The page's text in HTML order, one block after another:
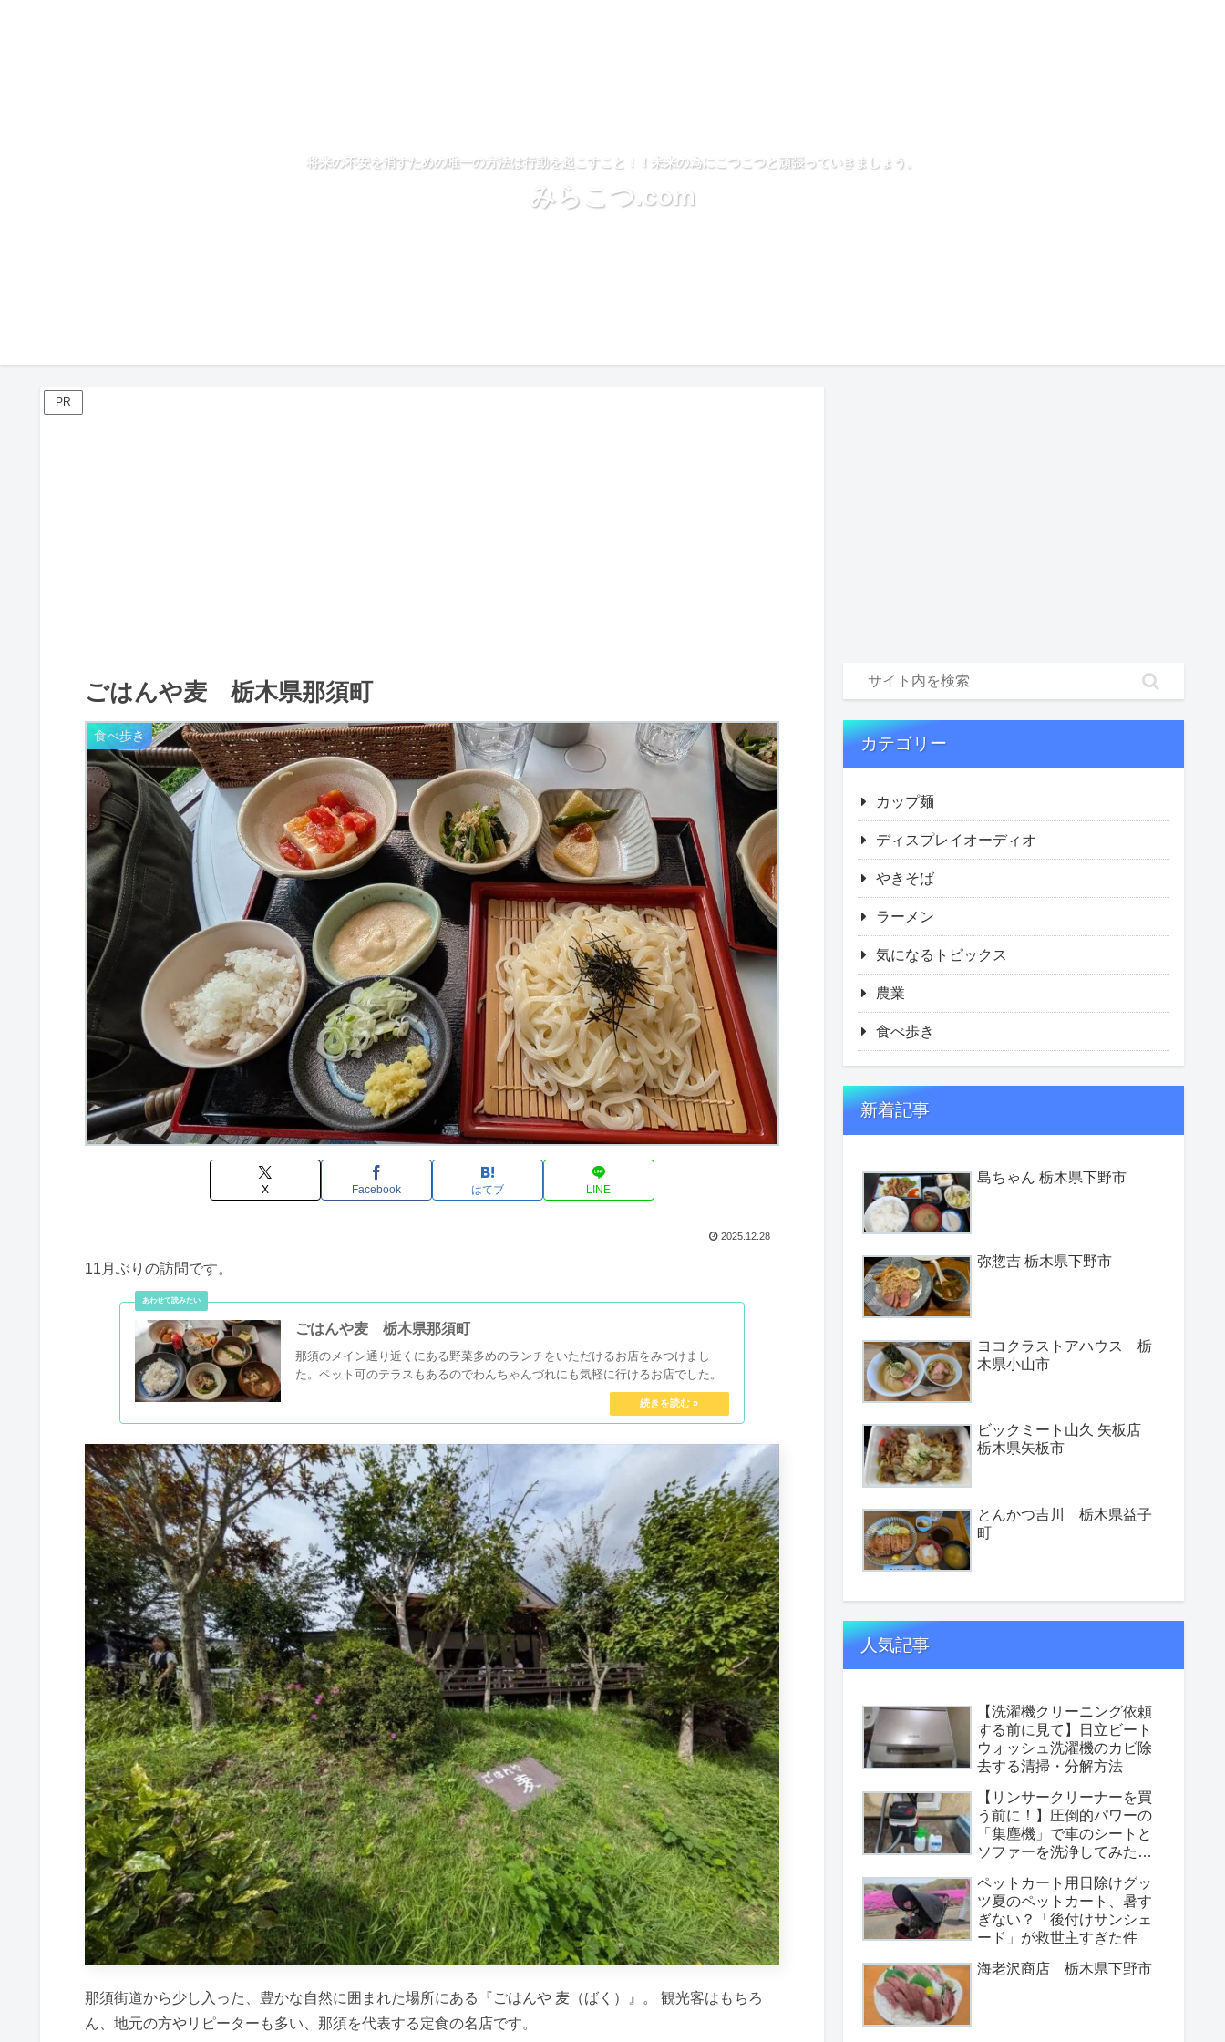
将来の不安を消すための唯一の方法は行動を起こすこと！！未来の為にこつこつと頑張っていきましょう。
みらこつ.com
PR
ごはんや麦 栃木県那須町
食べ歩き
X Facebook はてブ LINE
2025.12.28
11月ぶりの訪問です。
ごはんや麦 栃木県那須町
那須のメイン通り近くにある野菜多めのランチをいただけるお店をみつけまし
た。ペット可のテラスもあるのでわんちゃんづれにも気軽に行けるお店でした。
那須街道から少し入った、豊かな自然に囲まれた場所にある『ごはんや 麦（ばく）』。 観光客はもちろ
ん、地元の方やリピーターも多い、那須を代表する定食の名店です。
カテゴリー
カップ麺
ディスプレイオーディオ
やきそば
ラーメン
気になるトピックス
農業
食べ歩き
新着記事
島ちゃん 栃木県下野市
弥惣吉 栃木県下野市
ヨコクラストアハウス 栃
木県小山市
ビックミート山久 矢板店
栃木県矢板市
とんかつ吉川 栃木県益子
町
人気記事
【洗濯機クリーニング依頼
する前に見て】日立ビート
ウォッシュ洗濯機のカビ除
去する清掃・分解方法
【リンサークリーナーを買
う前に！】圧倒的パワーの
「集塵機」で車のシートと
ソファーを洗浄してみた
ペットカート用日除けグッ
ツ夏のペットカート、暑す
ぎない？「後付けサンシェ
ード」が救世主すぎた件
海老沢商店 栃木県下野市